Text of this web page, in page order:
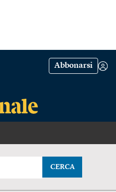
Abbonarsi
CERCA